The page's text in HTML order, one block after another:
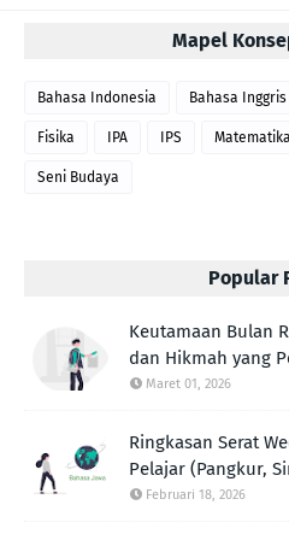
Mapel
Bahasa Indonesia Bahasa Inggris
Fisika IPA IPS Matematika
Seni Budaya
Popular
Keutamaan Bulan
dan Hikmah yang
Maret 01, 2026
Ringkasan Serat
Pelajar (Pangkur,
Februari 18, 2026